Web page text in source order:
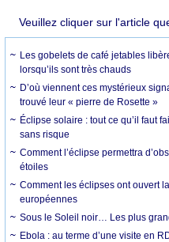
Veuillez cliquer sur l'article
Les gobelets de café jetables
lorsqu’ils sont très chauds
D’où viennent ces mystérieux
trouvé leur « pierre de Rosette »
Éclipse solaire : tout ce qu’il faut
sans risque
Comment l’éclipse permettra
étoiles
Comment les éclipses ont ouvert
européennes
Sous le Soleil noir… Les plus
Ebola : au terme d’une visite en